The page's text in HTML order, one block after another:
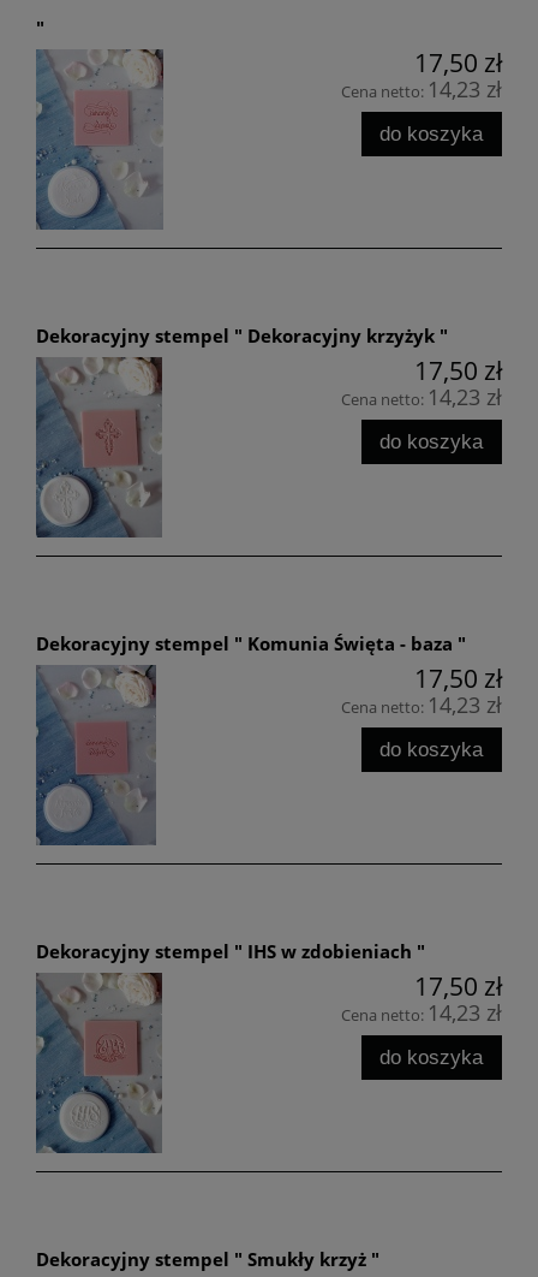
"
17,50 zł
Cena netto: 14,23 zł
do koszyka
Dekoracyjny stempel " Dekoracyjny krzyżyk "
17,50 zł
Cena netto: 14,23 zł
do koszyka
Dekoracyjny stempel " Komunia Święta - baza "
17,50 zł
Cena netto: 14,23 zł
do koszyka
Dekoracyjny stempel " IHS w zdobieniach "
17,50 zł
Cena netto: 14,23 zł
do koszyka
Dekoracyjny stempel " Smukły krzyż "